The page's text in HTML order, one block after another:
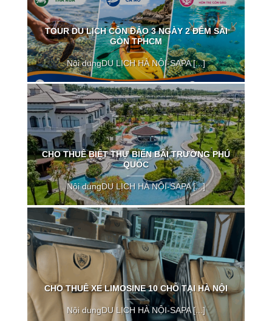
TOUR DU LỊCH CÔN ĐẢO 3 NGÀY 2 ĐÊM SÀI
GÒN TPHCM
Nội dungDU LỊCH HÀ NỘI-SAPA [...]
CHO THUÊ BIỆT THỰ BIỂN BÃI TRƯỜNG PHÚ
QUỐC
Nội dungDU LỊCH HÀ NỘI-SAPA [...]
CHO THUÊ XE LIMOSINE 10 CHỖ TẠI HÀ NỘI
Nội dungDU LỊCH HÀ NỘI-SAPA [...]